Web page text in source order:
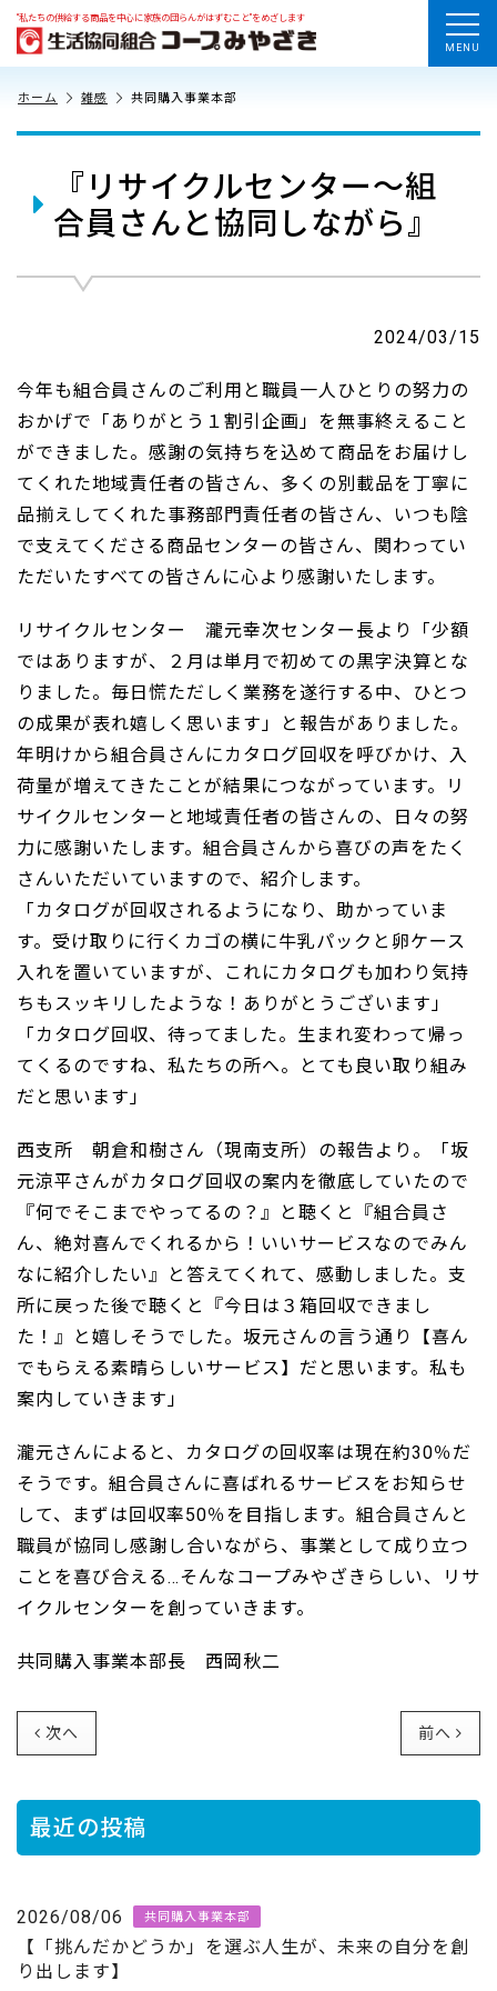
“私たちの供給する商品を中心に家族の団らんがはずむこと”をめざします
MENU
ホーム 雑感 共同購入事業本部
『リサイクルセンター～組
合員さんと協同しながら』
2024/03/15
今年も組合員さんのご利用と職員一人ひとりの努力の
おかげで「ありがとう１割引企画」を無事終えること
ができました。感謝の気持ちを込めて商品をお届けし
てくれた地域責任者の皆さん、多くの別載品を丁寧に
品揃えしてくれた事務部門責任者の皆さん、いつも陰
で支えてくださる商品センターの皆さん、関わってい
ただいたすべての皆さんに心より感謝いたします。
リサイクルセンター 瀧元幸次センター長より「少額
ではありますが、２月は単月で初めての黒字決算とな
りました。毎日慌ただしく業務を遂行する中、ひとつ
の成果が表れ嬉しく思います」と報告がありました。
年明けから組合員さんにカタログ回収を呼びかけ、入
荷量が増えてきたことが結果につながっています。リ
サイクルセンターと地域責任者の皆さんの、日々の努
力に感謝いたします。組合員さんから喜びの声をたく
さんいただいていますので、紹介します。
「カタログが回収されるようになり、助かっていま
す。受け取りに行くカゴの横に牛乳パックと卵ケース
入れを置いていますが、これにカタログも加わり気持
ちもスッキリしたような！ありがとうございます」
「カタログ回収、待ってました。生まれ変わって帰っ
てくるのですね、私たちの所へ。とても良い取り組み
だと思います」
西支所 朝倉和樹さん（現南支所）の報告より。「坂
元涼平さんがカタログ回収の案内を徹底していたので
『何でそこまでやってるの？』と聴くと『組合員さ
ん、絶対喜んでくれるから！いいサービスなのでみん
なに紹介したい』と答えてくれて、感動しました。支
所に戻った後で聴くと『今日は３箱回収できまし
た！』と嬉しそうでした。坂元さんの言う通り【喜ん
でもらえる素晴らしいサービス】だと思います。私も
案内していきます」
瀧元さんによると、カタログの回収率は現在約30％だ
そうです。組合員さんに喜ばれるサービスをお知らせ
して、まずは回収率50％を目指します。組合員さんと
職員が協同し感謝し合いながら、事業として成り立つ
ことを喜び合える…そんなコープみやざきらしい、リサ
イクルセンターを創っていきます。
共同購入事業本部長 西岡秋二
次へ 前へ
最近の投稿
2026/08/06 共同購入事業本部
【「挑んだかどうか」を選ぶ人生が、未来の自分を創
り出します】